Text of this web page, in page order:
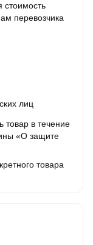
перевозчика
лиц
товар в течение
«О защите
товара